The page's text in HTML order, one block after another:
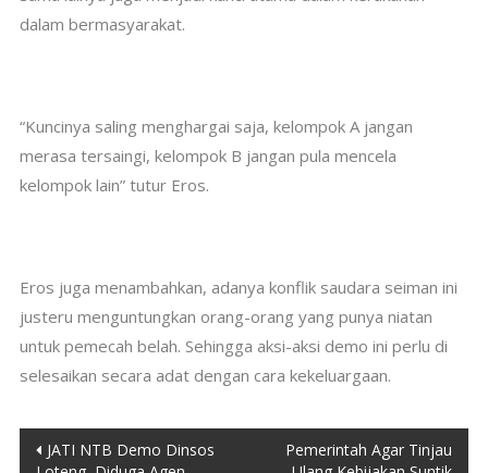
dalam bermasyarakat.
“Kuncinya saling menghargai saja, kelompok A jangan
merasa tersaingi, kelompok B jangan pula mencela
kelompok lain” tutur Eros.
Eros juga menambahkan, adanya konflik saudara seiman ini
justeru menguntungkan orang-orang yang punya niatan
untuk pemecah belah. Sehingga aksi-aksi demo ini perlu di
selesaikan secara adat dengan cara kekeluargaan.
Post
JATI NTB Demo Dinsos
Pemerintah Agar Tinjau